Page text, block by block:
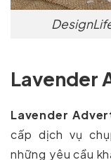
Lavender
Lavender
cấp dịch vụ
những yêu cầu